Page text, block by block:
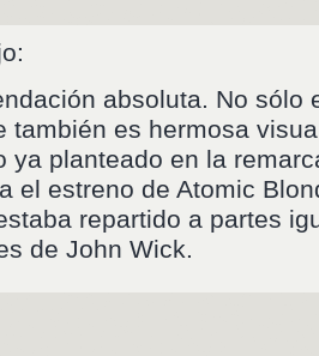
absoluta. No sólo
también es hermosa
ya planteado en la
el estreno de Atomic
repartido a partes
de John Wick.